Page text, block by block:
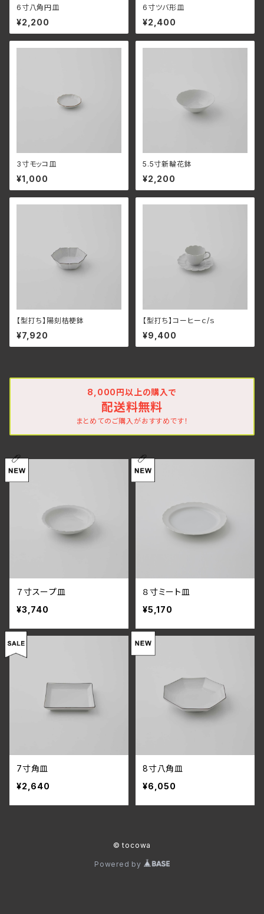
6寸八角円皿
¥2,200
6寸ツバ形皿
¥2,400
3寸モッコ皿
¥1,000
5.5寸新輪花鉢
¥2,200
【型打ち】陽刻桔梗鉢
¥7,920
【型打ち】コーヒーｃ/ｓ
¥9,400
8,000円以上の購入で
配送料無料
まとめてのご購入がおすすめです！
７寸スープ皿
¥3,740
８寸ミート皿
¥5,170
7寸角皿
¥2,640
8寸八角皿
¥6,050
© tocowa
Powered by